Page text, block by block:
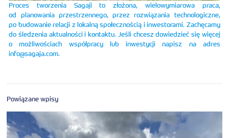
Proces tworzenia Sagaji to złożona, wielowymiarowa praca,
od planowania przestrzennego, przez rozwiązania technologiczne,
po budowanie relacji z lokalną społecznością i inwestorami. Zachęcamy
do śledzenia aktualności i kontaktu. Jeśli chcesz dowiedzieć się więcej
o możliwościach współpracy lub inwestycji napisz na adres
info@sagaja.com.
Powiązane wpisy